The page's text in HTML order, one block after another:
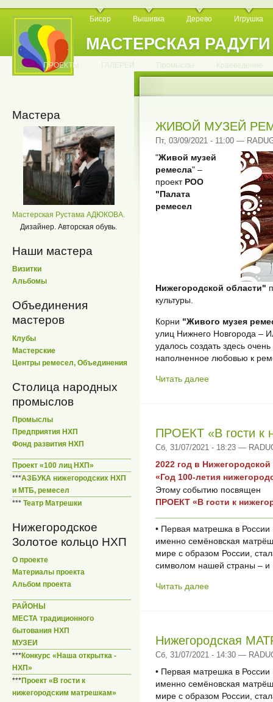
МАСТЕРСКАЯ РАДУГИ
Бисер Вышивка Дерево Игрушка
. . . . . . . . . . .
. ПРОЕКТЫ ГАЛЕРЕИ Промыслы Краеведение
Мастера
Мастерская Рустама АДЮКОВА.
Дизайнер. Авторская обувь.
Наши мастера
Визитки
Альбомы
Объединения
мастеров
Клубы
Мастерские
Центры ремесел, Объединения
Столица народных
промыслов
Промыслы
Предприятия НХП
Фонд развития НХП
Проект «100 лиц НХП»
***АЗБУКА нижегородских НХП
и МТБ, ремесел
*** Театр Матрешки
Нижегородское
Золотое кольцо НХП
О проекте
Материалы проекта
Альбом проекта
РАЙОНЫ
МЕСТА традиционного
бытования НХП
МУЗЕИ
***Конкурс «Наша открытка -
НХП»
***Проект «В гости к
нижегородским матрешкам»
ЖИВОЙ МУЗЕЙ
Пт, 03/09/2021 - 11:00 —
"Живой музей
ремесла" –
проект РОО
"Палата
ремесел
Нижегородской области"
культуры.
Корни "Живого музея
улиц Нижнего Новгорода –
удалось создать здесь
наполненное любовью к
Читать далее
ПРОЕКТ «В гости
Сб, 31/07/2021 - 18:23 —
2022 год в Нижегородской
«Год 100-летия
Этому событию посвящен
ПРОЕКТ «В гости к
• Первая матрешка в
именно семёновская
мире с образом России,
символом нашей страны – и
Читать далее
Нижегородская
Сб, 31/07/2021 - 14:30 —
• Первая матрешка в
именно семёновская
мире с образом России,